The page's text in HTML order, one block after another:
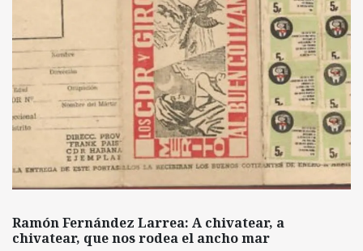
Ramón Fernández Larrea: A chivatear, a
chivatear, que nos rodea el ancho mar